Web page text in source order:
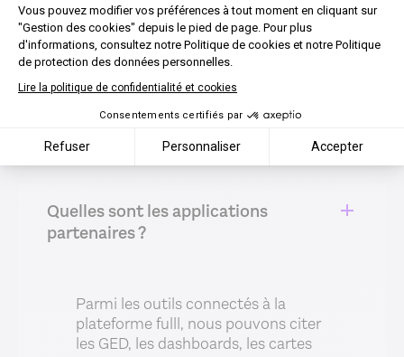
Vous pouvez modifier vos préférences à tout moment en cliquant sur
"Gestion des cookies" depuis le pied de page. Pour plus
d'informations, consultez notre Politique de cookies et notre Politique
de protection des données personnelles.
Lire la politique de confidentialité et cookies
Consentements certifiés par
Refuser Personnaliser Accepter
Une fois l’API opérationnelle et le
connecteur disponible sur fulll, vous
n’avez plus qu’à activer le
connecteur et les fonctionnalités. Il
n’y a pas de délai de mise en place,
est automatique et instantané.
Quelles sont les applications
partenaires ?
Parmi les outils connectés à la
plateforme fulll, nous pouvons citer
les GED, les dashboards, les cartes